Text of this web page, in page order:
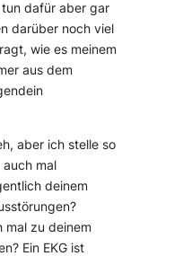
dafür aber gar
darüber noch viel
wie es meinem
aus dem
aber ich stelle so
mal
deinem
mal zu deinem
Ein EKG ist